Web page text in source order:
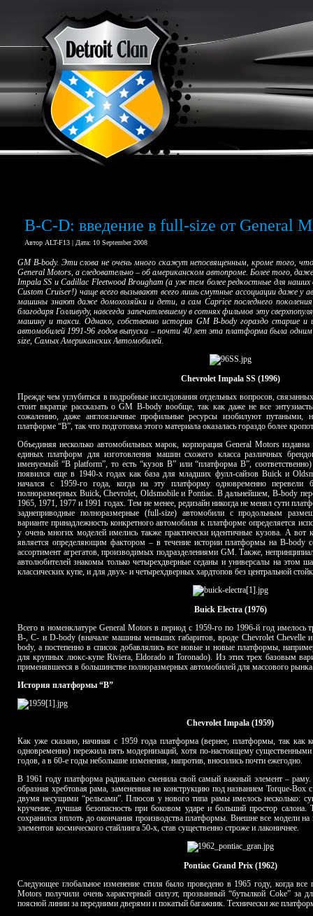
B-C-D: введение в full-size от General
Автор ALT-F13 | Дата: 10 September 2008
GM B-body. Эти слова не очень много скажут непосвященным, кроме того,
General Motors, а следовательно – об американском автопроме. Более того,
Impala SS и Cadillac Fleetwood Brougham (а уж тем более редкостные для наших
Custom Cruiser!) чаще всего вызывают всего лишь смутные ассоциации даже у
машины знают даже домохозяйки и дети, а сам Caprice последнего поколения
благодаря Голливуду, навсегда запечатлевшему в сотнях фильмов эту
машину и такси. Однако, собственно история GM B-body гораздо старше и
автомобилей 1991-96 годов выпуска – почти 40 лет эта платформа была
size, Самых Американских Автомобилей.
Chevrolet Impala SS (1996)
Прежде чем углубиться в подробные исследования отдельных вопросов,
стоит вкратце рассказать о GM B-body вообще, так как даже не все
сожалению, даже англоязычные профильные ресурсы изобилуют
платформе “B”, так что подготовка этого материала оказалась гораздо более
Объединяя несколько автомобильных марок, корпорация General Motors издавна
единых платформ для изготовления машин схожего класса различных
именуемый “B platform”, то есть “кузов В” или “платформа В”,
появился еще в 1940-х годах как база для младших фулл-сайзов Buick и
начался с 1959-го года, когда на эту платформу одновременно перевели
полноразмерных Buick, Chevrolet, Oldsmobile и Pontiac. В дальнейшем, B-body
1965, 1971, 1977 и 1991 годах. Тем не менее, редизайн никогда не менял сути
заднеприводные полноразмерные (full-size) автомобили с продольным
варианте принадлежность конкретного автомобиля к платформе определяется
у очень многих моделей имелись также практически идентичные кузова. А
является определяющим фактором – в течение истории платформы на B-body
ассортимент агрегатов, производимых подразделениями GM. Также,
автолюбителей знакомы только четырехдверные седаны и универсалы на этом
классических купе, и для двух- и четырехдверных хардтопов без центральной
Buick Electra (1976)
Всего в номенклатуре General Motors в период с 1959-го по 1996-й год имелось
B-, C- и D-body (вначале машины меньших габаритов, вроде Chevrolet Chevelle
body, а постепенно в список добавлялись все новые и новые платформы,
для крупных люкс-купе Riviera, Eldorado и Toronado). Из этих трех базовым
применявшееся в большинстве полноразмерных автомобилей для массового
История платформы “B”
Chevrolet Impala (1959)
Как уже сказано, начиная с 1959 года платформа (вернее, платформы, так как
одновременно) пережила пять модернизаций, хотя по-настоящему
годов, а в 60-е годы небольшие изменения, напротив, вносились почти ежегодно.
В 1961 году платформа радикально сменила свой самый важный элемент –
образная хребтовая рама, замененная на конструкцию под названием Torque-
двумя несущими “рельсами”. Плюсов у нового типа рамы имелось несколько:
кручение, лучшая безопасность при боковом ударе и больший простор салона.
сохранился вплоть до окончания производства платформы. Внешне все модели
элементов космического стайлинга 50-х, став существенно строже и лаконичнее.
Pontiac Grand Prix (1962)
Следующее глобальное изменение стиля было проведено в 1965 году, когда все
Motors получили очень характерный силуэт, прозванный “бутылкой Coke” за
поясной линии за передними дверями и покатый багажник. Технически же